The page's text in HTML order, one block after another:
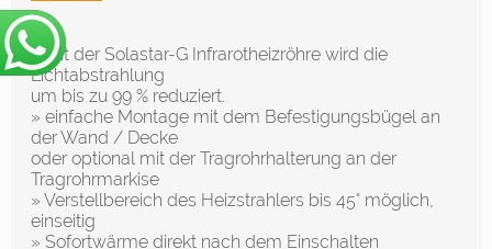
» Mit der Solastar-G Infrarotheizröhre wird die
Lichtabstrahlung
um bis zu 99 % reduziert.
» einfache Montage mit dem Befestigungsbügel an
der Wand / Decke
oder optional mit der Tragrohrhalterung an der
Tragrohrmarkise
» Verstellbereich des Heizstrahlers bis 45° möglich,
einseitig
» Sofortwärme direkt nach dem Einschalten